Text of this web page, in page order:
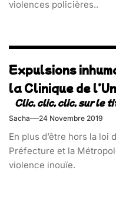
violences policières..
Expulsions
la Clinique de
Sacha 24 Novembre 2019
En plus d’être hors la loi
Préfecture et la
violence inouïe.